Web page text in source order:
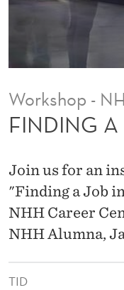
N
O
R
W
A
Y
Workshop -
FINDING
Join us for an
"Finding a Job
NHH Career
NHH Alumna,
TID